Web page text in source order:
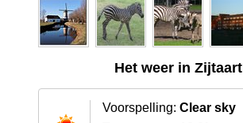
Het weer in Zijtaart
Voorspelling: Clear sky